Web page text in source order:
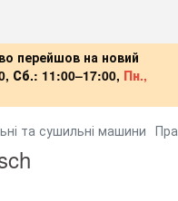
перейшов на новий
Сб.: 11:00–17:00, Пн.,
та сушильні машини